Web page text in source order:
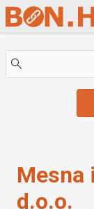
Skip to Main
Mesna
d.o.o.